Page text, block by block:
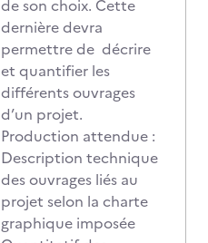
de son choix. Cette
dernière devra
permettre de décrire
et quantifier les
différents ouvrages
d’un projet.
Production attendue :
Description technique
des ouvrages liés au
projet selon la charte
graphique imposée